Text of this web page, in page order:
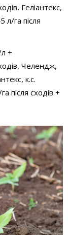
Геліантекс,
л/га після
+
Челендж,
к.с.
після сходів +